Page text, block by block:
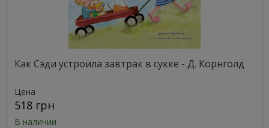
Как Сэди устроила завтрак в сукке - Д. Корнголд
Цена
518 грн
В наличии